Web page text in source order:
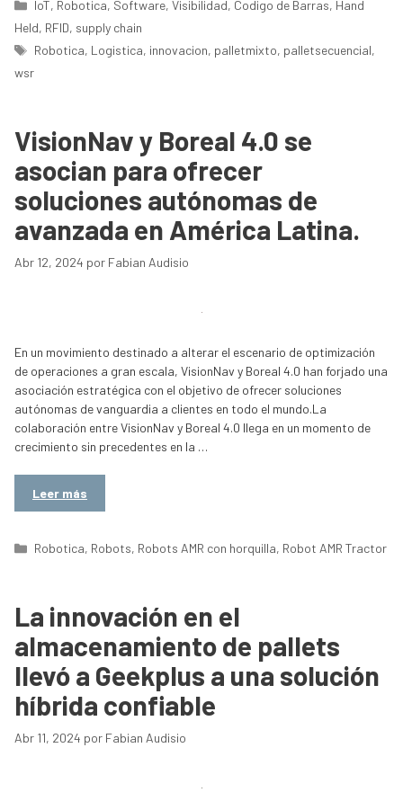
IoT, Robotica, Software,Visibilidad, Codigo de Barras, Hand
Held, RFID, supply chain
Etiquetas
Robotica, Logistica, innovacion, palletmixto, palletsecuencial,
wsr
VisionNav y Boreal 4.0 se
asocian para ofrecer
soluciones autónomas de
avanzada en América Latina.
Abr 12, 2024 por Fabian Audisio
En un movimiento destinado a alterar el escenario de optimización
de operaciones a gran escala, VisionNav y Boreal 4.0 han forjado una
asociación estratégica con el objetivo de ofrecer soluciones
autónomas de vanguardia a clientes en todo el mundo.La
colaboración entre VisionNav y Boreal 4.0 llega en un momento de
crecimiento sin precedentes en la …
Leer más
Categorías
Robotica, Robots, Robots AMR con horquilla, Robot AMR Tractor
La innovación en el
almacenamiento de pallets
llevó a Geekplus a una solución
híbrida confiable
Abr 11, 2024 por Fabian Audisio